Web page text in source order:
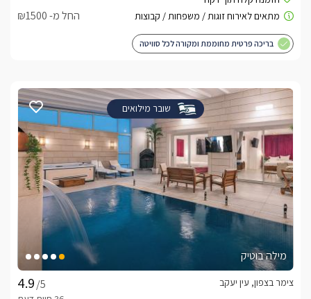
החל מ- ₪1500
בריכה פרטית מחוממת ומקורה לכל סוויטה
שובר מילואים
מילה בוטיק
/5
צימר בצפון, עין יעקב